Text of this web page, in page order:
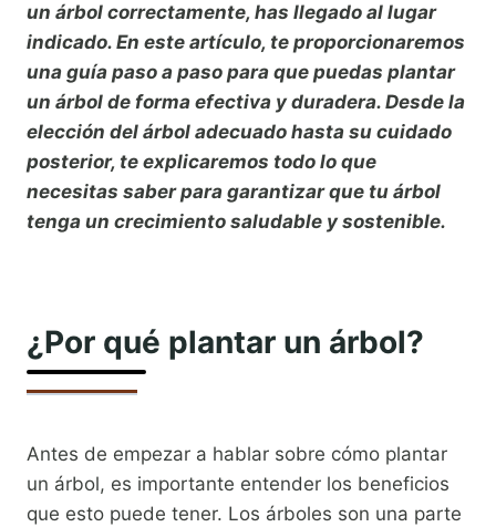
un árbol correctamente, has llegado al lugar
indicado. En este artículo, te proporcionaremos
una guía paso a paso para que puedas plantar
un árbol de forma efectiva y duradera. Desde la
elección del árbol adecuado hasta su cuidado
posterior, te explicaremos todo lo que
necesitas saber para garantizar que tu árbol
tenga un crecimiento saludable y sostenible.
¿Por qué plantar un árbol?
Antes de empezar a hablar sobre cómo plantar
un árbol, es importante entender los beneficios
que esto puede tener. Los árboles son una parte